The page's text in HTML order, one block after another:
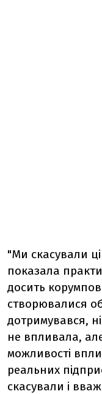
"Ми скасували
показала
досить
створювалися
дотримувався,
не впливала,
можливості
реальних
скасували і